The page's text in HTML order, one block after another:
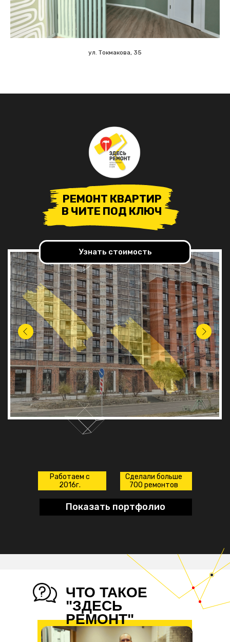
ул. Токмакова, 35
РЕМОНТ КВАРТИР
В ЧИТЕ ПОД КЛЮЧ
Узнать стоимость
Показать портфолио
Работаем с
2016г.
Сделали больше
700 ремонтов
ЧТО ТАКОЕ
"ЗДЕСЬ
РЕМОНТ"